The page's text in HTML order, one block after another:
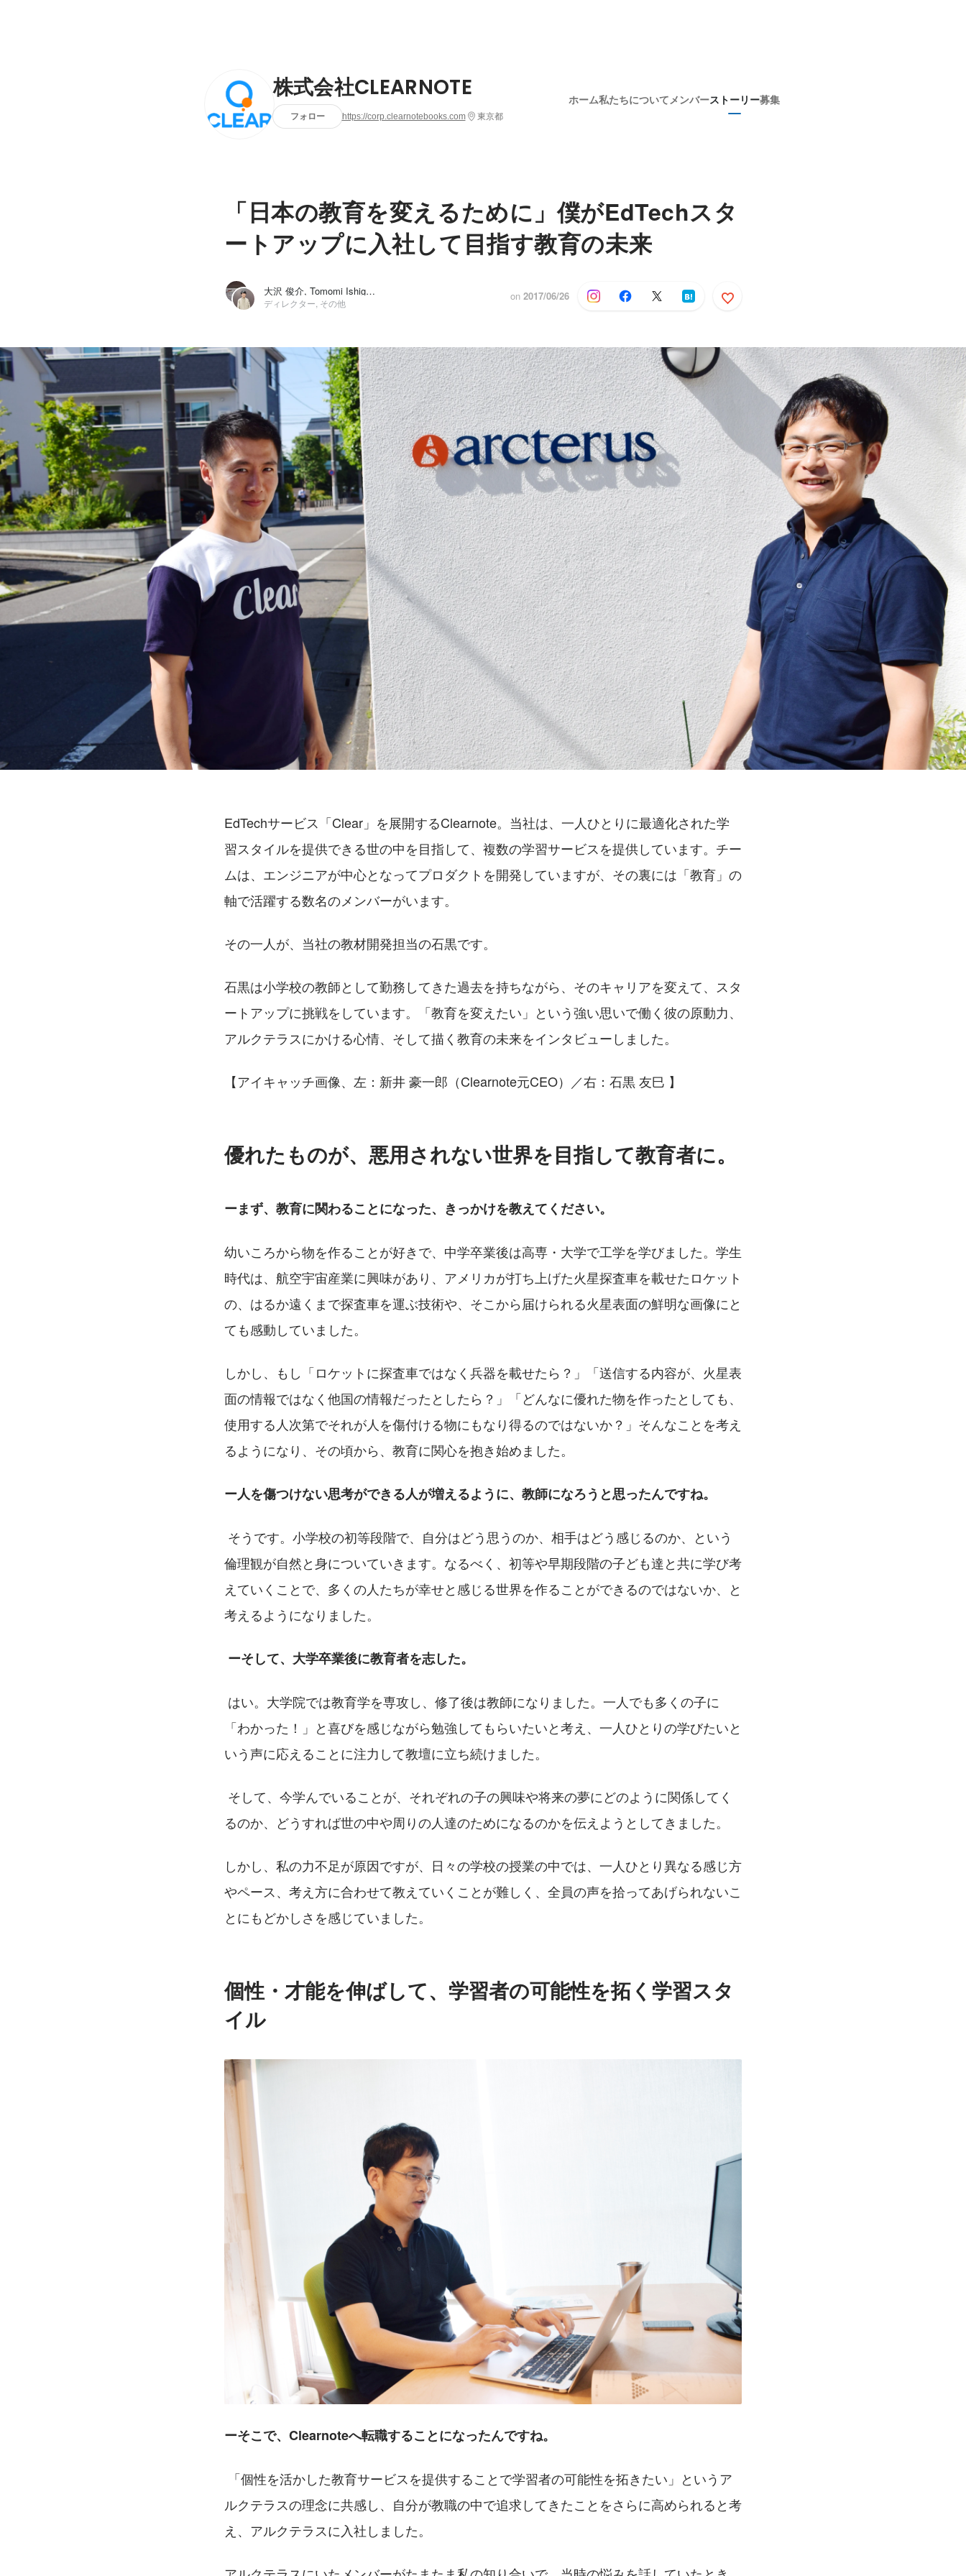
株式会社CLEARNOTE
フォロー https://corp.clearnotebooks.com 東京都
ホーム私たちについて メンバーストーリー募集
「日本の教育を変えるために」僕がEdTechスタ
ートアップに入社して目指す教育の未来
大沢 俊介, Tomomi Ishiguro
ディレクター, その他
on 2017/06/26
EdTechサービス「Clear」を展開するClearnote。当社は、一人ひとりに最適化された学
習スタイルを提供できる世の中を目指して、複数の学習サービスを提供しています。チー
ムは、エンジニアが中心となってプロダクトを開発していますが、その裏には「教育」の
軸で活躍する数名のメンバーがいます。
その一人が、当社の教材開発担当の石黒です。
石黒は小学校の教師として勤務してきた過去を持ちながら、そのキャリアを変えて、スタ
ートアップに挑戦をしています。「教育を変えたい」という強い思いで働く彼の原動力、
アルクテラスにかける心情、そして描く教育の未来をインタビューしました。
【アイキャッチ画像、左：新井 豪一郎（Clearnote元CEO）／右：石黒 友巳 】
優れたものが、悪用されない世界を目指して教育者に。
ーまず、教育に関わることになった、きっかけを教えてください。
幼いころから物を作ることが好きで、中学卒業後は高専・大学で工学を学びました。学生
時代は、航空宇宙産業に興味があり、アメリカが打ち上げた火星探査車を載せたロケット
の、はるか遠くまで探査車を運ぶ技術や、そこから届けられる火星表面の鮮明な画像にと
ても感動していました。
しかし、もし「ロケットに探査車ではなく兵器を載せたら？」「送信する内容が、火星表
面の情報ではなく他国の情報だったとしたら？」「どんなに優れた物を作ったとしても、
使用する人次第でそれが人を傷付ける物にもなり得るのではないか？」そんなことを考え
るようになり、その頃から、教育に関心を抱き始めました。
ー人を傷つけない思考ができる人が増えるように、教師になろうと思ったんですね。
倫理観が自然と身についていきます。なるべく、初等や早期段階の子ども達と共に学び考
えていくことで、多くの人たちが幸せと感じる世界を作ることができるのではないか、と
考えるようになりました。
ーそして、大学卒業後に教育者を志した。
「わかった！」と喜びを感じながら勉強してもらいたいと考え、一人ひとりの学びたいと
いう声に応えることに注力して教壇に立ち続けました。
るのか、どうすれば世の中や周りの人達のためになるのかを伝えようとしてきました。
しかし、私の力不足が原因ですが、日々の学校の授業の中では、一人ひとり異なる感じ方
やペース、考え方に合わせて教えていくことが難しく、全員の声を拾ってあげられないこ
とにもどかしさを感じていました。
個性・才能を伸ばして、学習者の可能性を拓く学習スタ
イル
ーそこで、Clearnoteへ転職することになったんですね。
ルクテラスの理念に共感し、自分が教職の中で追求してきたことをさらに高められると考
え、アルクテラスに入社しました。
大沢 俊介
株式会社CLEARNOTE / ディレクター